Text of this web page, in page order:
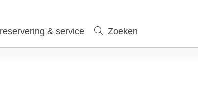
reservering & service Zoeken